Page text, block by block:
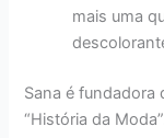
mais uma
Sana é fundadora
“História da